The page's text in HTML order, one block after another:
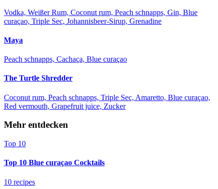
Vodka, Weißer Rum, Coconut rum, Peach schnapps, Gin, Blue
curaçao, Triple Sec, Johannisbeer-Sirup, Grenadine
Maya
Peach schnapps, Cachaça, Blue curaçao
The Turtle Shredder
Coconut rum, Peach schnapps, Triple Sec, Amaretto, Blue curaçao,
Red vermouth, Grapefruit juice, Zucker
Mehr entdecken
Top 10
Top 10 Blue curaçao Cocktails
10 recipes